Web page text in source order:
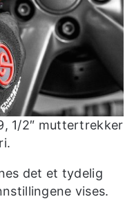
1/2″ muttertrekker
det et tydelig
vises.